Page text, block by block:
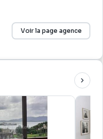
Voir la page agence